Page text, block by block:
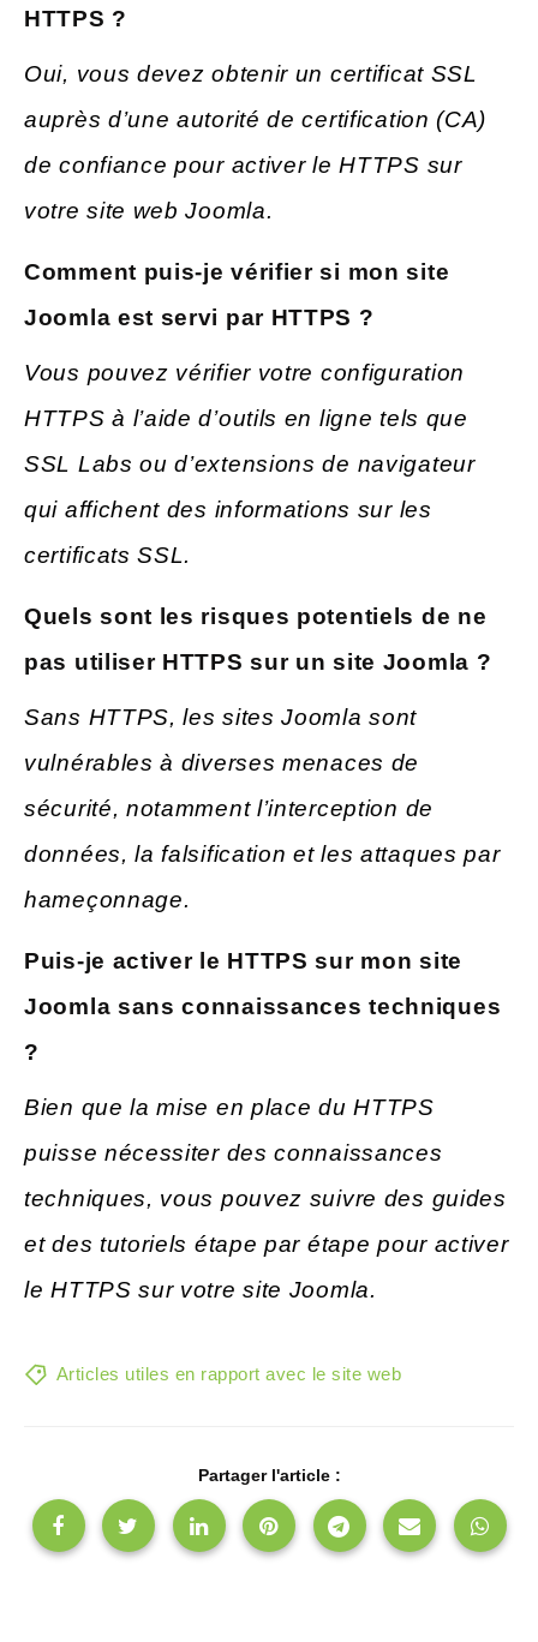
HTTPS ?
Oui, vous devez obtenir un certificat SSL
auprès d’une autorité de certification (CA)
de confiance pour activer le HTTPS sur
votre site web Joomla.
Comment puis-je vérifier si mon site
Joomla est servi par HTTPS ?
Vous pouvez vérifier votre configuration
HTTPS à l’aide d’outils en ligne tels que
SSL Labs ou d’extensions de navigateur
qui affichent des informations sur les
certificats SSL.
Quels sont les risques potentiels de ne
pas utiliser HTTPS sur un site Joomla ?
Sans HTTPS, les sites Joomla sont
vulnérables à diverses menaces de
sécurité, notamment l’interception de
données, la falsification et les attaques par
hameçonnage.
Puis-je activer le HTTPS sur mon site
Joomla sans connaissances techniques
?
Bien que la mise en place du HTTPS
puisse nécessiter des connaissances
techniques, vous pouvez suivre des guides
et des tutoriels étape par étape pour activer
le HTTPS sur votre site Joomla.
Articles utiles en rapport avec le site web
Partager l'article :